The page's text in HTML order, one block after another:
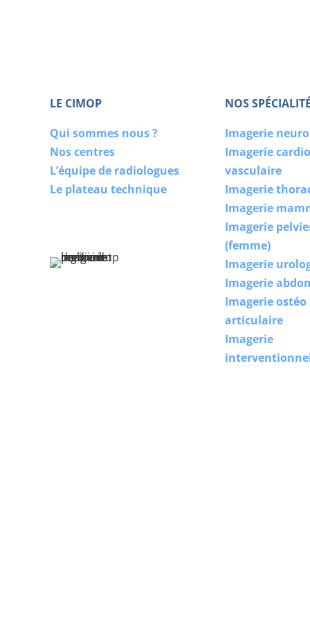
LE CIMOP
Qui sommes nous ?
Nos centres
L’équipe de radiologues
Le plateau technique
NOS
Imagerie neuro
Imagerie
vasculaire
Imagerie
Imagerie
Imagerie
(femme)
Imagerie
Imagerie
Imagerie ostéo
articulaire
Imagerie